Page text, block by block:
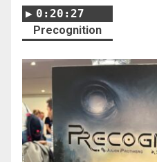
0:20:27
Precognition